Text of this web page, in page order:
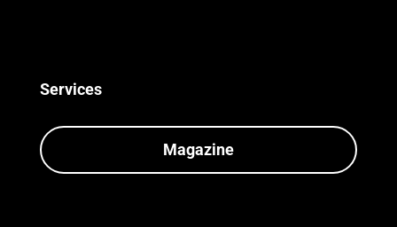
Services
Magazine